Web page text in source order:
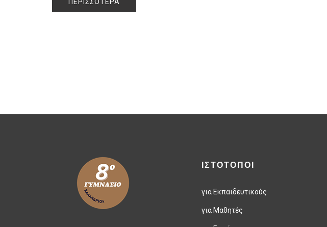
ΙΣΤΟΤΟΠΟΙ
για Εκπαιδευτικούς
για Μαθητές